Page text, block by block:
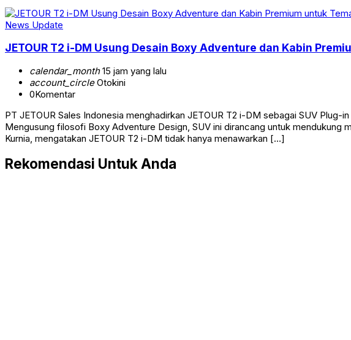
News Update
JETOUR T2 i-DM Usung Desain Boxy Adventure dan Kabin
calendar_month15 jam yang lalu
account_circleOtokini
0Komentar
PT JETOUR Sales Indonesia menghadirkan JETOUR T2 i-DM sebagai SUV
Mengusung filosofi Boxy Adventure Design, SUV ini dirancang untuk mendukung
Kurnia, mengatakan JETOUR T2 i-DM tidak hanya menawarkan […]
Rekomendasi Untuk Anda